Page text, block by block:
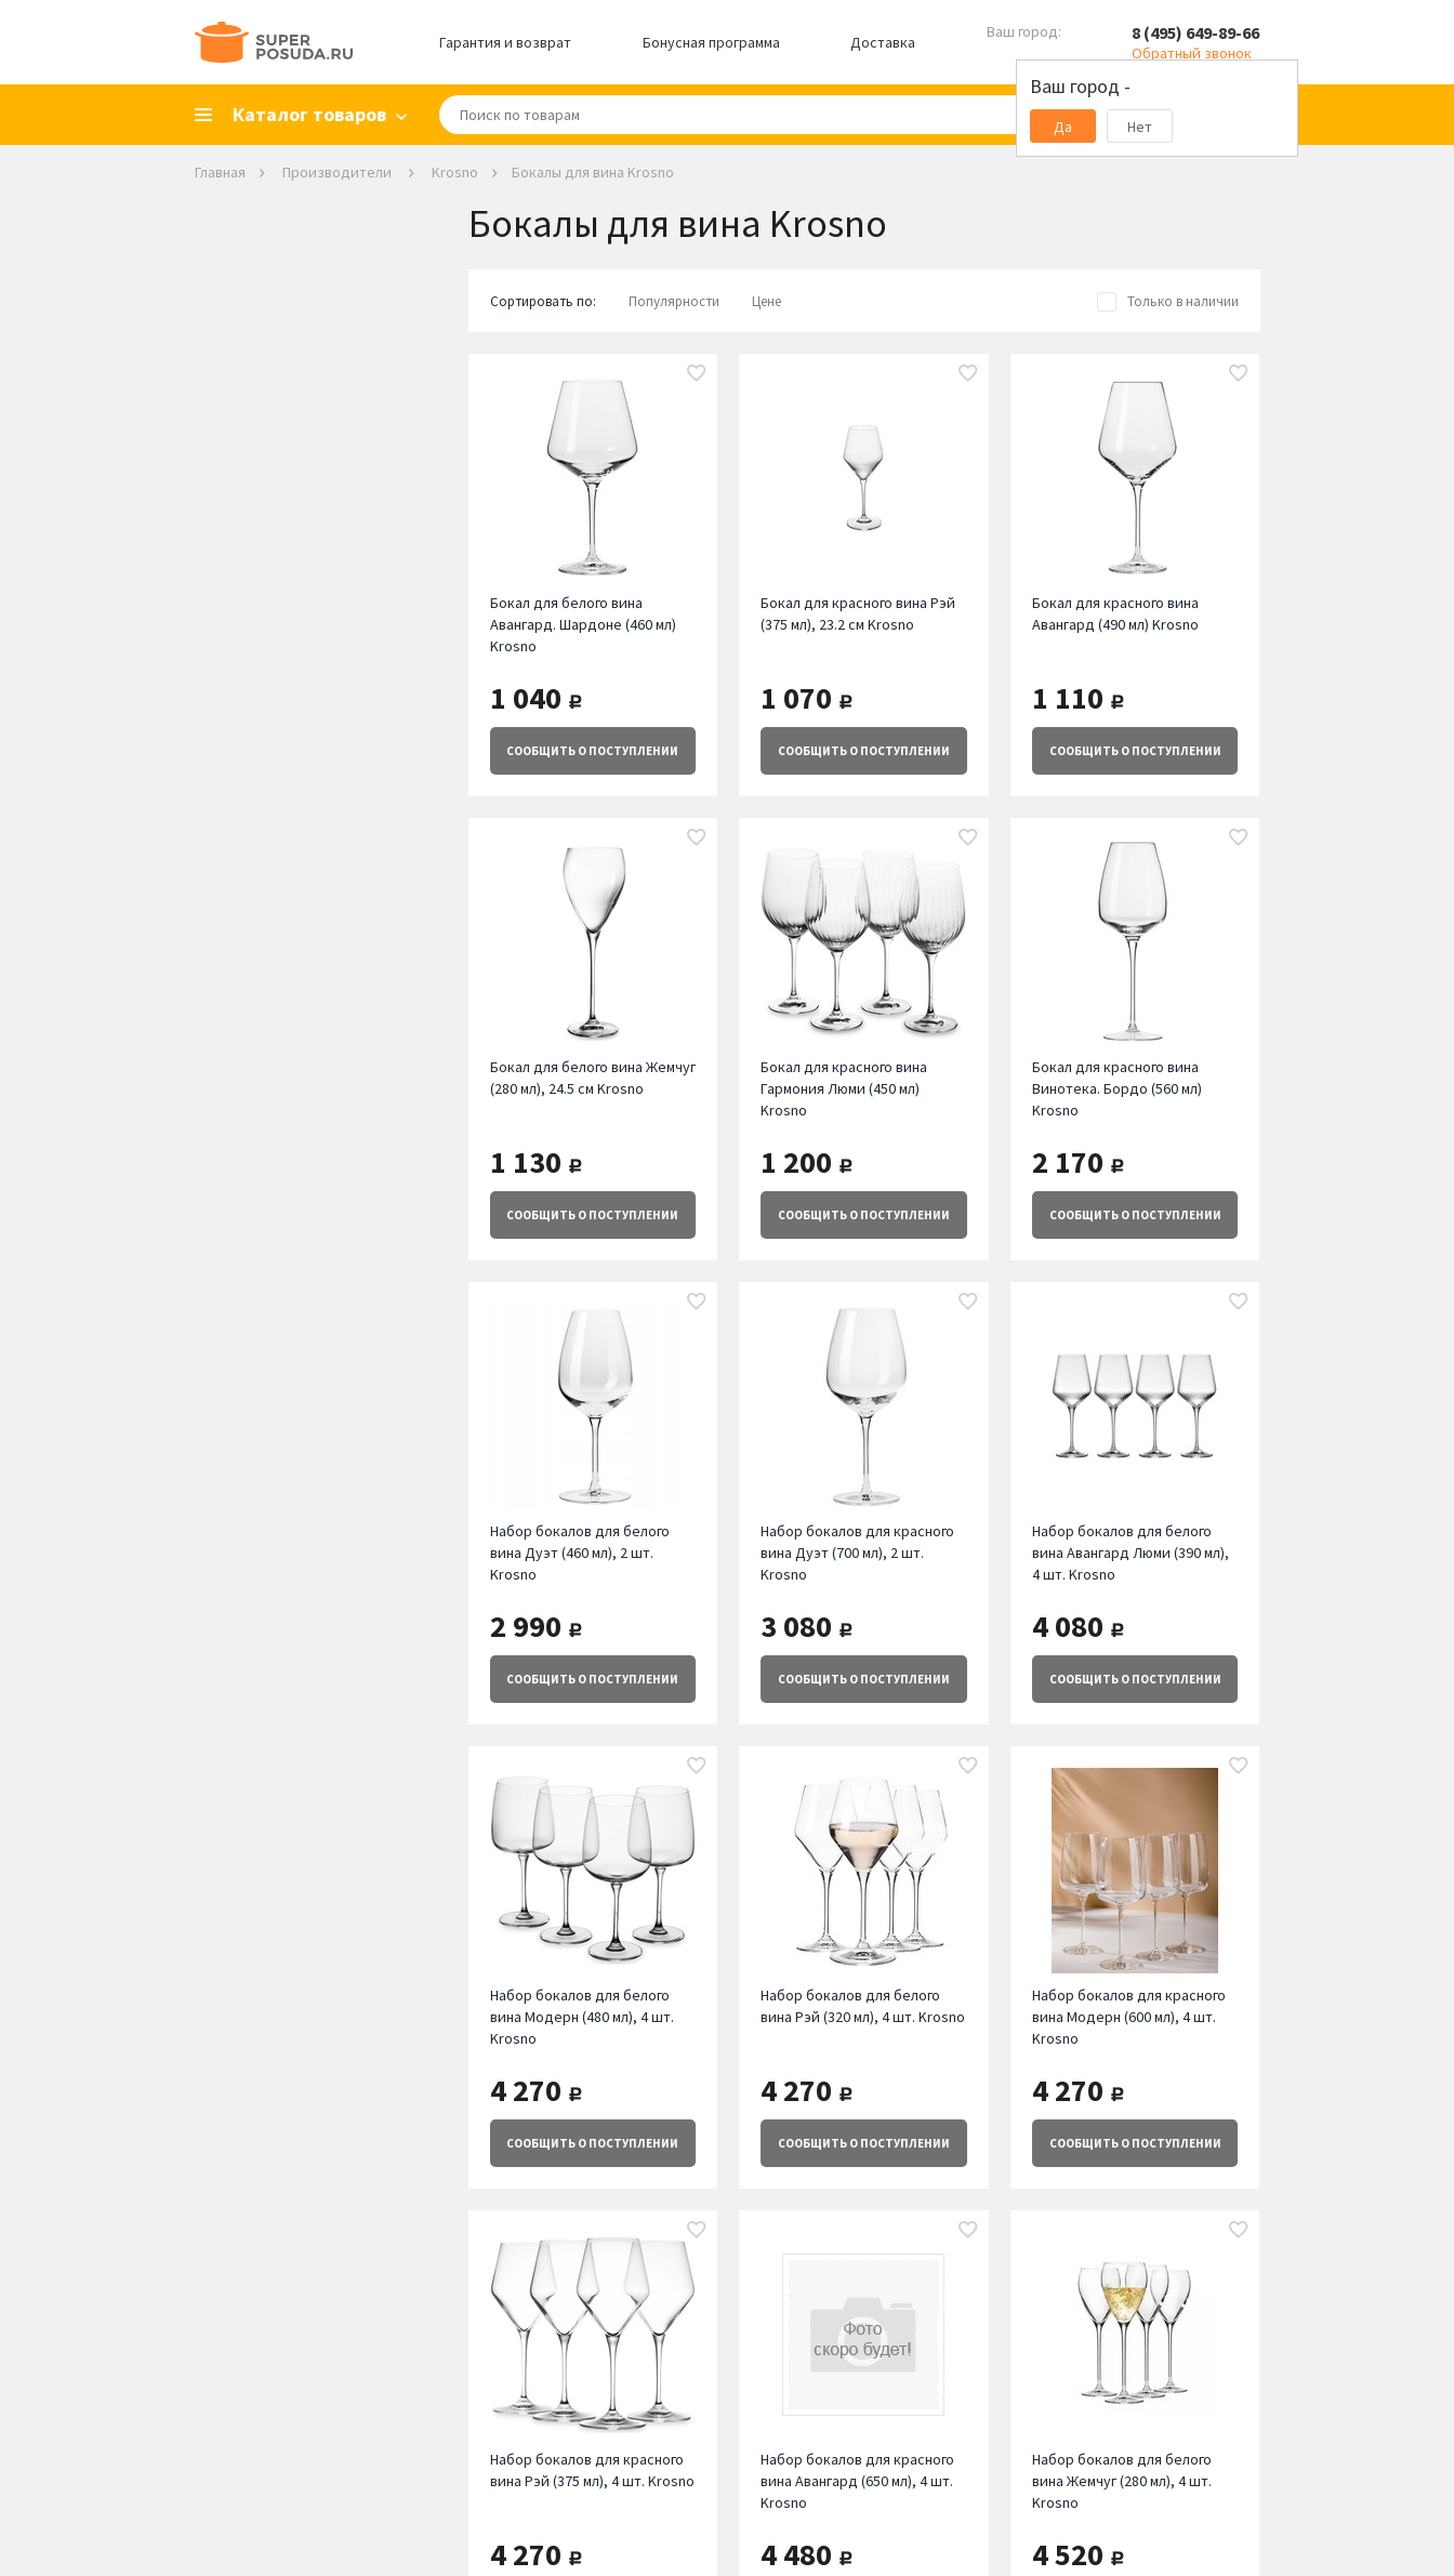
Гарантия и возврат Бонусная программа Доставка
Ваш город:
Ваш город -
Да Нет
8 (495) 649-89-66
Обратный звонок
Каталог товаров
Главная Производители Krosno Бокалы для вина Krosno
Бокалы для вина Krosno
Сортировать по: Популярности Цене Только в наличии
Бокал для белого вина
Авангард. Шардоне (460 мл)
Krosno
1 040 руб.
СООБЩИТЬ О ПОСТУПЛЕНИИ
Бокал для красного вина Рэй
(375 мл), 23.2 см Krosno
1 070 руб.
СООБЩИТЬО ПОСТУПЛЕНИИ
Бокал для красного вина
Авангард (490 мл) Krosno
1 110 руб.
СООБЩИТЬО ПОСТУПЛЕНИИ
Бокал для белого вина Жемчуг
(280 мл), 24.5 см Krosno
1 130 руб.
СООБЩИТЬ О ПОСТУПЛЕНИИ
Бокал для красного вина
Гармония Люми (450 мл)
Krosno
1 200 руб.
СООБЩИТЬО ПОСТУПЛЕНИИ
Бокал для красного вина
Винотека. Бордо (560 мл)
Krosno
2 170 руб.
СООБЩИТЬО ПОСТУПЛЕНИИ
Набор бокалов для белого
вина Дуэт (460 мл), 2 шт.
Krosno
2 990 руб.
СООБЩИТЬ О ПОСТУПЛЕНИИ
Набор бокалов для красного
вина Дуэт (700 мл), 2 шт.
Krosno
3 080 руб.
СООБЩИТЬО ПОСТУПЛЕНИИ
Набор бокалов для белого
вина Авангард Люми (390 мл),
4 шт. Krosno
4 080 руб.
СООБЩИТЬО ПОСТУПЛЕНИИ
Набор бокалов для белого
вина Модерн (480 мл), 4 шт.
Krosno
4 270 руб.
СООБЩИТЬ О ПОСТУПЛЕНИИ
Набор бокалов для белого
вина Рэй (320 мл), 4 шт. Krosno
4 270 руб.
СООБЩИТЬО ПОСТУПЛЕНИИ
Набор бокалов для красного
вина Модерн (600 мл), 4 шт.
Krosno
4 270 руб.
СООБЩИТЬО ПОСТУПЛЕНИИ
Набор бокалов для красного
вина Рэй (375 мл), 4 шт. Krosno
4 270 руб.
Набор бокалов для красного
вина Авангард (650 мл), 4 шт.
Krosno
4 480 руб.
Набор бокалов для белого
вина Жемчуг (280 мл), 4 шт.
Krosno
4 520 руб.